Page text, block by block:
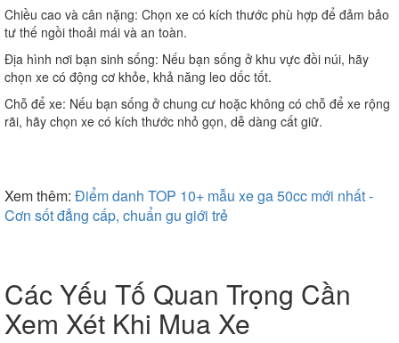
Chiều cao và cân nặng: Chọn xe có kích thước phù hợp để đảm bảo
tư thế ngồi thoải mái và an toàn.
Địa hình nơi bạn sinh sống: Nếu bạn sống ở khu vực đồi núi, hãy
chọn xe có động cơ khỏe, khả năng leo dốc tốt.
Chỗ để xe: Nếu bạn sống ở chung cư hoặc không có chỗ để xe rộng
rãi, hãy chọn xe có kích thước nhỏ gọn, dễ dàng cất giữ.
Xem thêm: Điểm danh TOP 10+ mẫu xe ga 50cc mới nhất -
Cơn sốt đẳng cấp, chuẩn gu giới trẻ
Các Yếu Tố Quan Trọng Cần
Xem Xét Khi Mua Xe